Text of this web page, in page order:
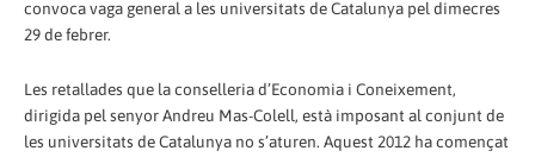
convoca vaga general a les universitats de Catalunya pel dimecres
29 de febrer.
Les retallades que la conselleria d’Economia i Coneixement,
dirigida pel senyor Andreu Mas-Colell, està imposant al conjunt de
les universitats de Catalunya no s’aturen. Aquest 2012 ha començat